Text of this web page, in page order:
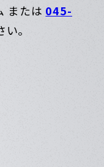
または 045-
。